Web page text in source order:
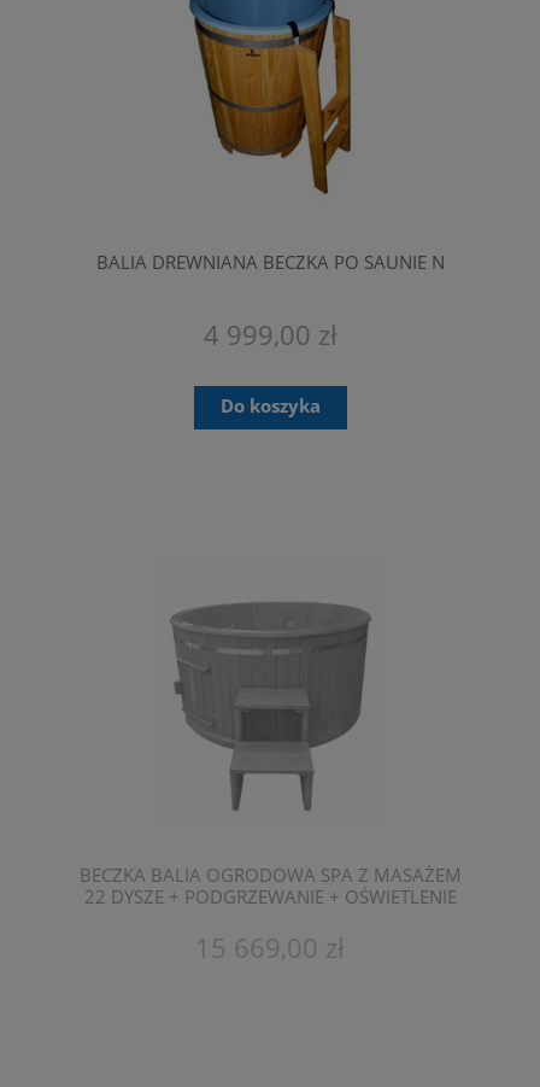
BALIA DREWNIANA BECZKA PO SAUNIE N
4 999,00 zł
Do koszyka
BECZKA BALIA OGRODOWA SPA Z MASAŻEM
22 DYSZE + PODGRZEWANIE + OŚWIETLENIE
15 669,00 zł